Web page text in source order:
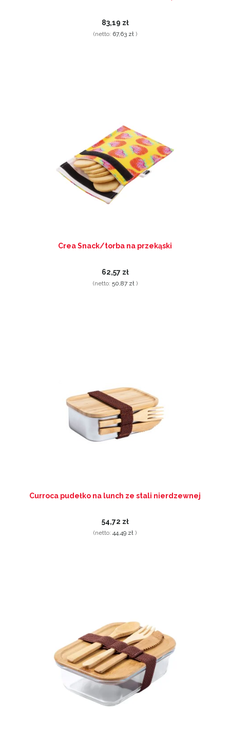
83,19 zł
(netto: 67,63 zł)
Crea Snack/torba na przekąski
62,57 zł
(netto: 50,87 zł)
Curroca pudełko na lunch ze stali nierdzewnej
54,72 zł
(netto: 44,49 zł )